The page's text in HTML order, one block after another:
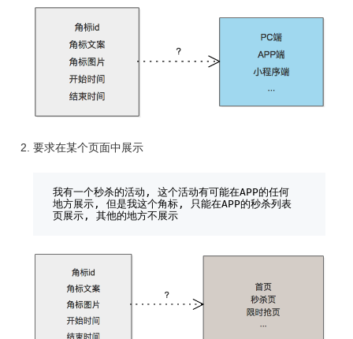
要求在某个页面中展示
我有一个秒杀的活动, 这个活动有可能在APP的任何
地方展示, 但是我这个角标, 只能在APP的秒杀列表
页展示, 其他的地方不展示